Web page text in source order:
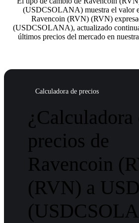
(USDCSOLANA) muestra el valor
Ravencoin (RVN) (RVN)
(USDCSOLANA), actualizado
últimos precios del mercado en
Calculadora de precios
¿Calculadora
precios de
Ravencoin
(RVN) a